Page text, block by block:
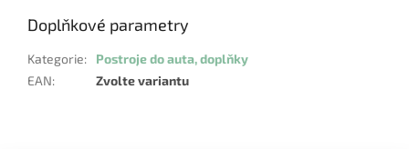
Doplňkové parametry
Kategorie:
Postroje do auta, doplňky
EAN: Zvolte variantu